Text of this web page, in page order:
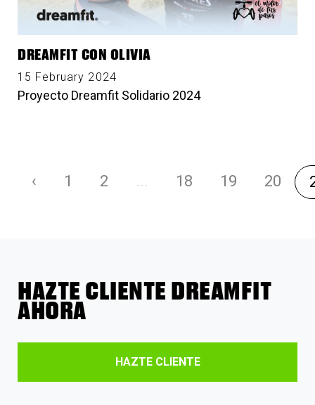
DREAMFIT CON OLIVIA
15 February 2024
Proyecto Dreamfit Solidario 2024
‹ 1 2 ... 18 19 20
HAZTE CLIENTE DREAMFIT
AHORA
HAZTE CLIENTE